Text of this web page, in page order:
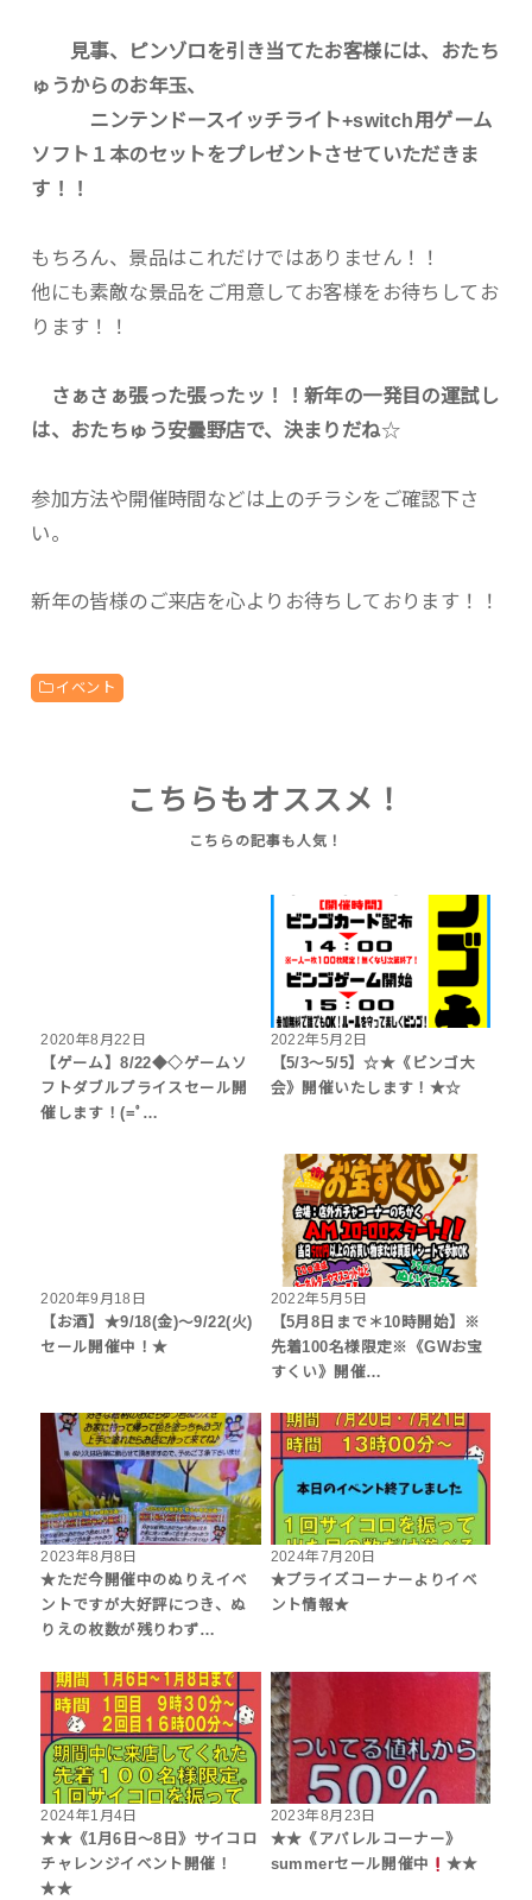
見事、ピンゾロを引き当てたお客様には、おたち
ゅうからのお年玉、
ニンテンドースイッチライト+switch用ゲーム
ソフト１本のセットをプレゼントさせていただきま
す！！
もちろん、景品はこれだけではありません！！
他にも素敵な景品をご用意してお客様をお待ちしてお
ります！！
さぁさぁ張った張ったッ！！新年の一発目の運試し
は、おたちゅう安曇野店で、決まりだね☆
参加方法や開催時間などは上のチラシをご確認下さ
い。
新年の皆様のご来店を心よりお待ちしております！！
イベント
こちらもオススメ！
2020年8月22日
【ゲーム】8/22◆◇ゲームソ
フトダブルプライスセール開
催します！(=ﾟ…
2022年5月2日
【5/3～5/5】☆★《ビンゴ大
会》開催いたします！★☆
2020年9月18日
【お酒】★9/18(金)～9/22(火)
セール開催中！★
2022年5月5日
【5月8日まで＊10時開始】※
先着100名様限定※《GWお宝
すくい》開催…
2023年8月8日
★ただ今開催中のぬりえイベ
ントですが大好評につき、ぬ
りえの枚数が残りわず…
2024年7月20日
★プライズコーナーよりイベ
ント情報★
2024年1月4日
★★《1月6日～8日》サイコロ
チャレンジイベント開催！
★★
2023年8月23日
★★《アパレルコーナー》
summerセール開催中
★★